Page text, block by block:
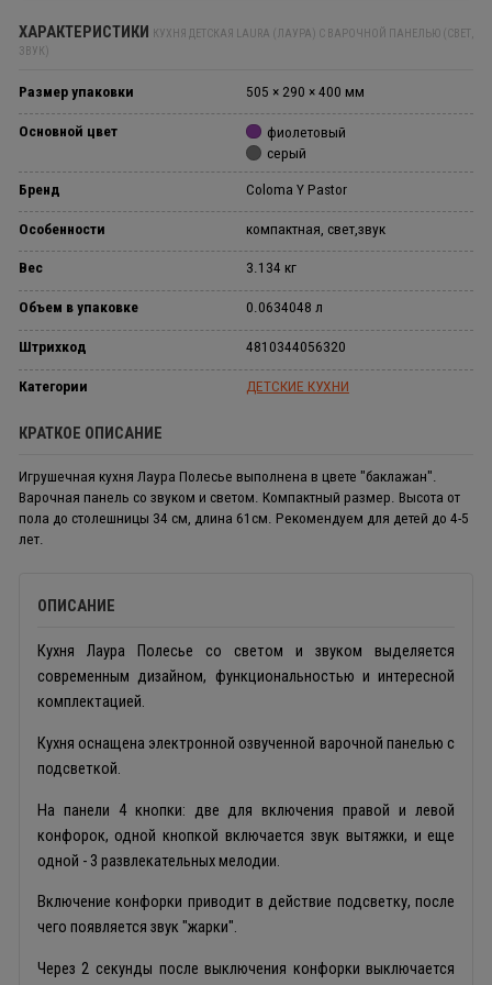
ХАРАКТЕРИСТИКИ КУХНЯ ДЕТСКАЯ LAURA (ЛАУРА) С ВАРОЧНОЙ ПАНЕЛЬЮ (СВЕТ,
ЗВУК)
Размер упаковки 505 × 290 × 400 мм
Основной цвет
фиолетовый
серый
Бренд Coloma Y Pastor
Особенности компактная, свет,звук
Вес 3.134 кг
Объем в упаковке 0.0634048 л
Штрихкод 4810344056320
Категории ДЕТСКИЕ КУХНИ
КРАТКОЕ ОПИСАНИЕ
Игрушечная кухня Лаура Полесье выполнена в цвете "баклажан".
Варочная панель со звуком и светом. Компактный размер. Высота от
пола до столешницы 34 см, длина 61см. Рекомендуем для детей до 4-5
лет.
ОПИСАНИЕ
Кухня Лаура Полесье со светом и звуком выделяется
современным дизайном, функциональностью и интересной
комплектацией.
Кухня оснащена электронной озвученной варочной панелью с
подсветкой.
На панели 4 кнопки: две для включения правой и левой
конфорок, одной кнопкой включается звук вытяжки, и еще
одной - 3 развлекательных мелодии.
Включение конфорки приводит в действие подсветку, после
чего появляется звук "жарки".
Через 2 секунды после выключения конфорки выключается